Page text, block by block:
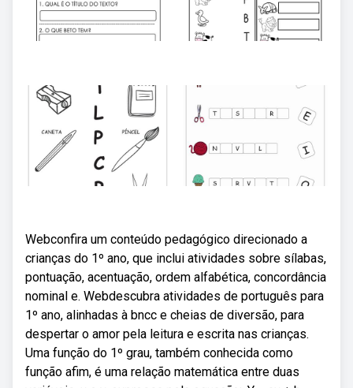
Webconfira um conteúdo pedagógico direcionado a
crianças do 1º ano, que inclui atividades sobre sílabas,
pontuação, acentuação, ordem alfabética, concordância
nominal e. Webdescubra atividades de português para
1º ano, alinhadas à bncc e cheias de diversão, para
despertar o amor pela leitura e escrita nas crianças.
Uma função do 1º grau, também conhecida como
função afim, é uma relação matemática entre duas